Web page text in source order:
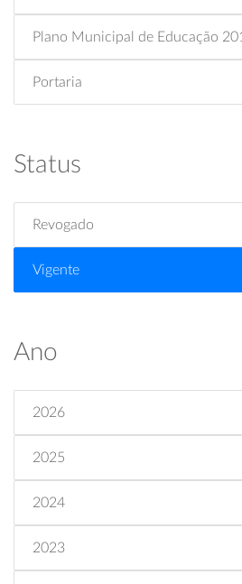
Plano Municipal de Educação
Portaria
Status
Revogado
Vigente
Ano
2026
2025
2024
2023